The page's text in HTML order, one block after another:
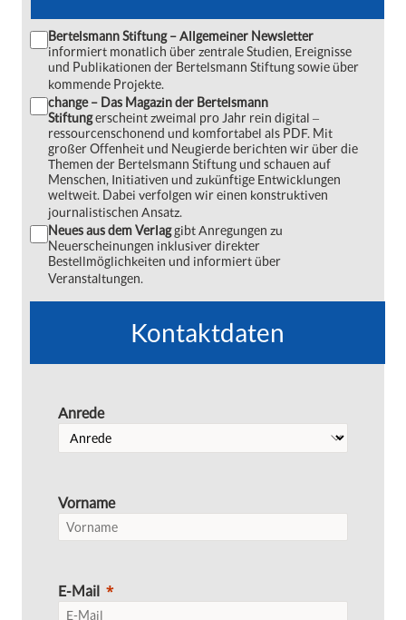
Bertelsmann Stiftung – Allgemeiner Newsletter
informiert monatlich über zentrale Studien, Ereignisse
und Publikationen der Bertelsmann Stiftung sowie über
kommende Projekte.
change – Das Magazin der Bertelsmann
Stiftungerscheint zweimal pro Jahr rein digital ‒
ressourcenschonend und komfortabel als PDF. Mit
großer Offenheit und Neugierde berichten wir über die
Themen der Bertelsmann Stiftung und schauen auf
Menschen, Initiativen und zukünftige Entwicklungen
weltweit. Dabei verfolgen wir einen konstruktiven
journalistischen Ansatz.
Neues aus dem Verlaggibt Anregungen zu
Neuerscheinungen inklusiver direkter
Bestellmöglichkeiten und informiert über
Veranstaltungen.
Kontaktdaten
Anrede
Vorname
E-Mail